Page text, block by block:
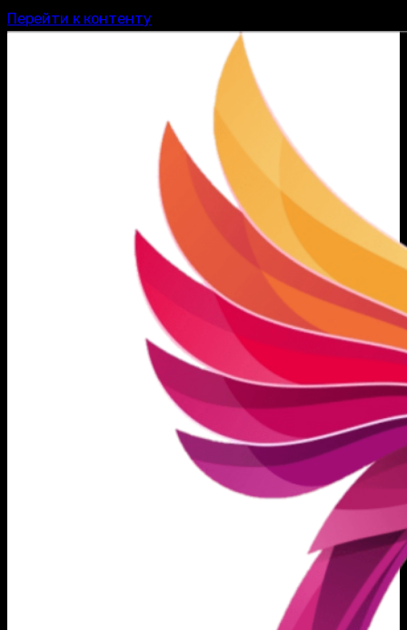
Перейти к контенту